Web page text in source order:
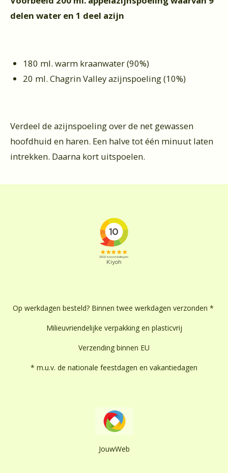
delen water en 1 deel azijn
180 ml. warm kraanwater (90%)
20 ml. Chagrin Valley azijnspoeling (10%)
Verdeel de azijnspoeling over de net gewassen
hoofdhuid en haren. Een halve tot één minuut laten
intrekken. Daarna kort uitspoelen.
Op werkdagen besteld? Binnen twee werkdagen verzonden *
Milieuvriendelijke verpakking en plasticvrij
Verzending binnen EU
* m.u.v. de nationale feestdagen en vakantiedagen
JouwWeb